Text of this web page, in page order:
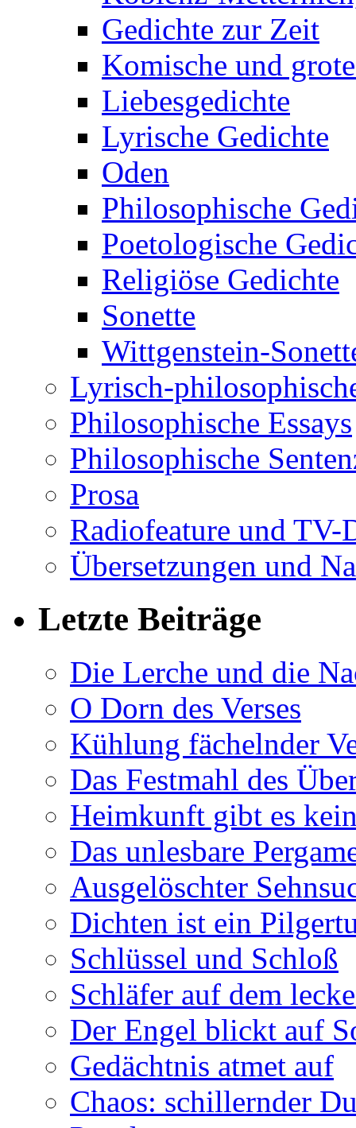
Gedichte zur Zeit
Komische und
Liebesgedichte
Lyrische Gedichte
Oden
Philosophische
Poetologische
Religiöse Gedichte
Sonette
Wittgenstein-
Lyrisch-
Philosophische Essays
Philosophische
Prosa
Radiofeature und TV-
Übersetzungen und
Letzte Beiträge
Die Lerche und die
O Dorn des Verses
Kühlung fächelnder
Das Festmahl des
Heimkunft gibt es
Das unlesbare
Ausgelöschter
Dichten ist ein
Schlüssel und Schloß
Schläfer auf dem
Der Engel blickt auf
Gedächtnis atmet auf
Chaos: schillernder